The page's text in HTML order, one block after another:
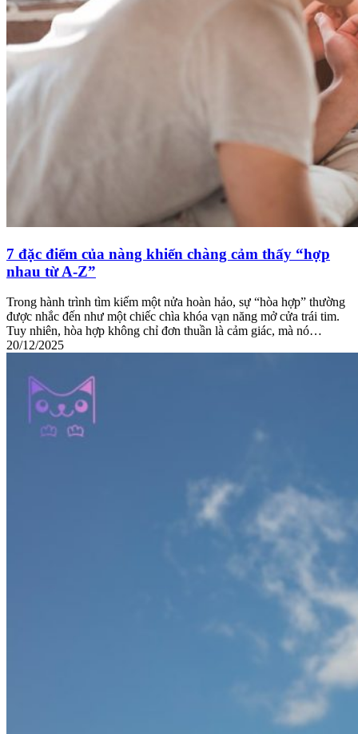
7 đặc điểm của nàng khiến chàng cảm thấy “hợp
nhau từ A-Z”
Trong hành trình tìm kiếm một nửa hoàn hảo, sự “hòa hợp” thường
được nhắc đến như một chiếc chìa khóa vạn năng mở cửa trái tim.
Tuy nhiên, hòa hợp không chỉ đơn thuần là cảm giác, mà nó…
20/12/2025